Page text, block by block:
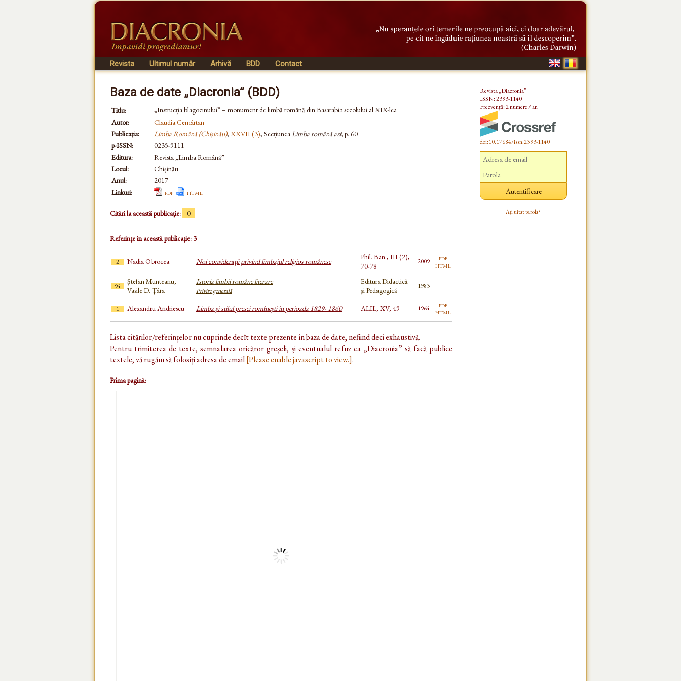
Revista Ultimul număr Arhivă BDD Contact
Baza de date „Diacronia” (BDD)
Titlu:
„Instrucția blagocinului” – monument de limbă română din Basarabia secolului al XIX-lea
Autor:
Claudia Cemârtan
Publicația:
Limba Română (Chișinău), XXVII (3), SecțiuneaLimba română azi, p. 60
p-ISSN:
0235-9111
Editura:
Revista „Limba Română”
Locul:
Chișinău
Anul:
2017
Linkuri:
pdf html
Citări la această publicație: 0
Referințe în această publicație: 3
2 Nadia Obrocea Noi consideraţii privind limbajul religios românesc
Phil. Ban., III (2),
70-78
2009 pdf
html
94
Ștefan Munteanu,
Vasile D. Țâra
Istoria limbii române literare
Privire generală
Editura Didactică
și Pedagogică
1983
1 Alexandru Andriescu Limba şi stilul presei romîneşti în perioada 1829- 1860 ALIL, XV, 49 1964 pdf
html
Lista citărilor/referințelor nu cuprinde decît texte prezente în baza de date, nefiind deci exhaustivă.
Pentru trimiterea de texte, semnalarea oricăror greșeli, și eventualul refuz ca „Diacronia” să facă publice
textele, vă rugăm să folosiți adresa de email[Please enable javascript to view.].
Prima pagină:
Revista „Diacronia”
ISSN: 2393-1140
Frecvență: 2 numere / an
doi:10.17684/issn.2393-1140
Ați uitat parola?